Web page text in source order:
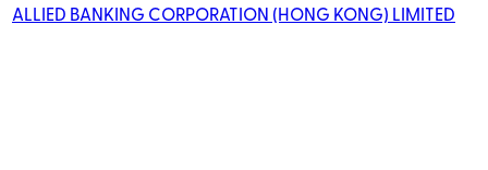
ALLIED BANKING CORPORATION (HONG KONG) LIMITED